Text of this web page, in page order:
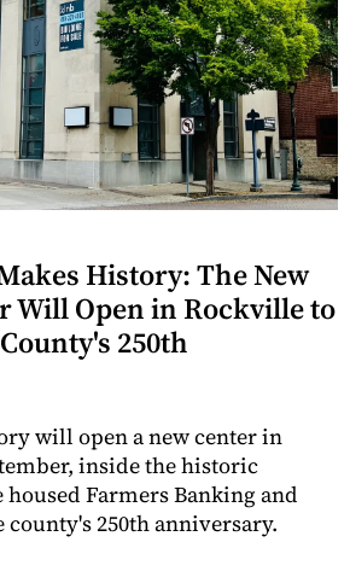
History: The New
Will Open in Rockville to
250th
will open a new center in
inside the historic
Farmers Banking and
250th anniversary.